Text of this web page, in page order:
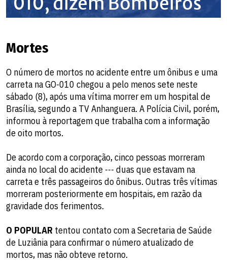
Mortes
O número de mortos no acidente entre um ônibus e uma
carreta na GO-010 chegou a pelo menos sete neste
sábado (8), após uma vítima morrer em um hospital de
Brasília, segundo a TV Anhanguera. A Polícia Civil, porém,
informou à reportagem que trabalha com a informação
de oito mortos.
De acordo com a corporação, cinco pessoas morreram
ainda no local do acidente --- duas que estavam na
carreta e três passageiros do ônibus. Outras três vítimas
morreram posteriormente em hospitais, em razão da
gravidade dos ferimentos.
O POPULAR tentou contato com a Secretaria de Saúde
de Luziânia para confirmar o número atualizado de
mortos, mas não obteve retorno.